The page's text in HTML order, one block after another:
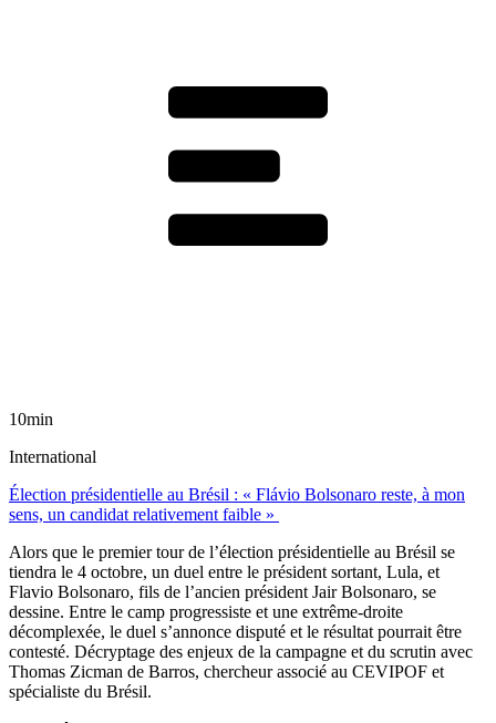
10min
International
Élection présidentielle au Brésil : « Flávio Bolsonaro reste, à mon
sens, un candidat relativement faible »
Alors que le premier tour de l’élection présidentielle au Brésil se
tiendra le 4 octobre, un duel entre le président sortant, Lula, et
Flavio Bolsonaro, fils de l’ancien président Jair Bolsonaro, se
dessine. Entre le camp progressiste et une extrême-droite
décomplexée, le duel s’annonce disputé et le résultat pourrait être
contesté. Décryptage des enjeux de la campagne et du scrutin avec
Thomas Zicman de Barros, chercheur associé au CEVIPOF et
spécialiste du Brésil.